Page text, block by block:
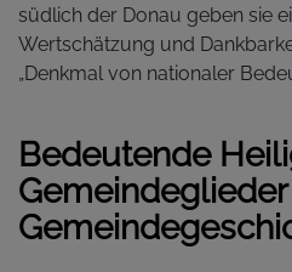
südlich der Donau geben sie
Wertschätzung und
„Denkmal von nationaler
Bedeutende